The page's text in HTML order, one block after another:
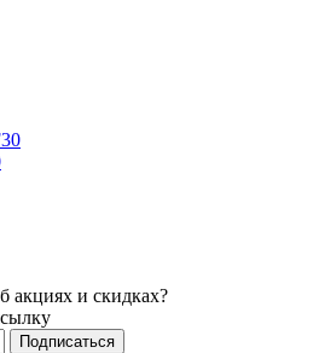
акциях и скидках?
Подписаться